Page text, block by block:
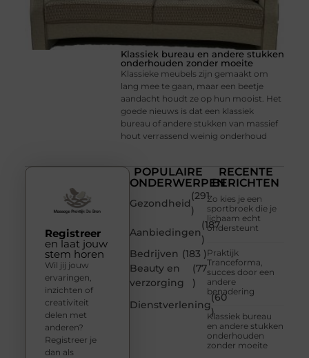
Klassiek bureau en andere stukken
onderhouden zonder moeite
Klassieke meubels zijn gemaakt om
lang mee te gaan, maar een beetje
aandacht houdt ze op hun mooist. Het
goede nieuws is dat een klassiek
bureau of andere stukken van massief
hout verrassend weinig onderhoud
POPULAIRE
ONDERWERPEN
Gezondheid
(291
)
Aanbiedingen
(187
)
Bedrijven (183 )
Beauty en
verzorging
(77
)
Dienstverlening
(60
)
RECENTE
BERICHTEN
Zo kies je een
sportbroek die je
lichaam echt
ondersteunt
Praktijk
Tranceforma,
succes door een
andere
benadering
Klassiek bureau
en andere stukken
onderhouden
zonder moeite
Registreer
en laat jouw
stem horen
Wil jij jouw
ervaringen,
inzichten of
creativiteit
delen met
anderen?
Registreer je
dan als